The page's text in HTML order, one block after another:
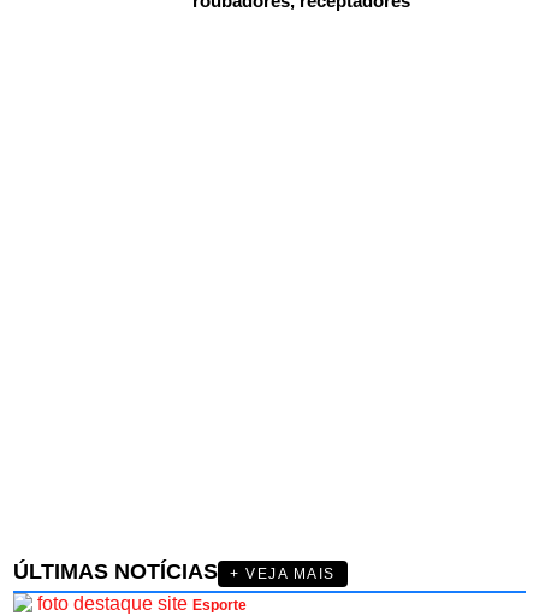
ÚLTIMAS NOTÍCIAS
+ VEJA MAIS
Esporte